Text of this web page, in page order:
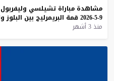
مشاهدة مباراة تشيلسي وليفربول
9-5-2026
قمة البريمرليج بين البلوز
منذ 3 أشهر